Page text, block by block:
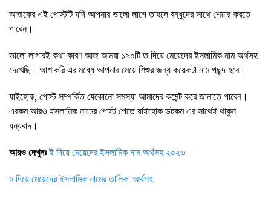
আজকের এই পোস্টটি যদি আপনার ভালো লাগে তাহলে বন্ধুদের সাথে শেয়ার করতে
পারেন।
ভালো লাগারই কথা কারণ আজ আমরা ১৯০টি ত দিয়ে মেয়েদের ইসলামিক নাম অর্থসহ
দেখেছি। আশাকরি এর মধ্যে আপনার মেয়ে শিশুর জন্য কয়েকটা নাম পছন্দ হবে।
যাইহোক, পোস্ট সম্পর্কিত যেকোনো সমস্যা আমাদের কমেন্ট করে জানাতে পারেন।
এরকম আরও ইসলামিক নামের পোস্ট পেতে যাইহোক ডটকম এর সাথেই থাকুন
ধন্যবাদ।
আরও দেখুনঃই দিয়ে মেয়েদের ইসলামিক নাম অর্থসহ ২০২৩
ম দিয়ে মেয়েদের ইসলামিক নামের তালিকা অর্থসহ